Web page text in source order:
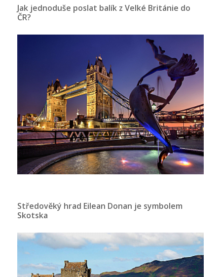
Jak jednoduše poslat balík z Velké Británie do
ČR?
Středověký hrad Eilean Donan je symbolem
Skotska